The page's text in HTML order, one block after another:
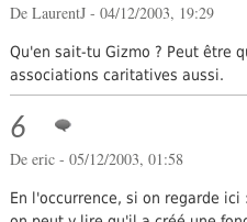
De LaurentJ - 04/12/2003, 19:29
Qu'en sait-tu Gizmo ? Peut être
associations caritatives aussi.
6
De eric - 05/12/2003, 01:58
En l'occurrence, si on regarde ici :